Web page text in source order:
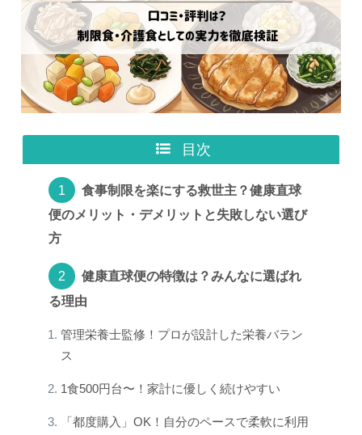
目次
食事制限を楽にする救世主？健康直球
便のメリット・デメリットと失敗しない選び
方
健康直球便の特徴は？みんなに選ばれ
る理由
管理栄養士監修！プロが設計した栄養バラン
ス
1食500円台〜！家計に優しく続けやすい
「都度購入」OK！自分のペースで柔軟に利用